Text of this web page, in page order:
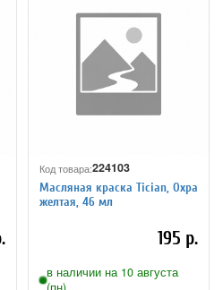
Код товара:224103
Масляная краска Tician, Охра
желтая, 46 мл
195 р.
в наличии на 10 августа